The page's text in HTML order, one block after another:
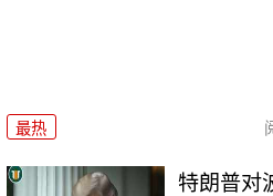
最热
特朗普对